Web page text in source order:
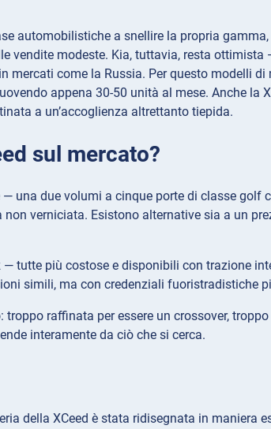
automobilistiche a snellire la propria
vendite modeste. Kia, tuttavia, resta
mercati come la Russia. Per questo modelli
appena 30-50 unità al mese. Anche la
a un’accoglienza altrettanto tiepida.
sul mercato?
una due volumi a cinque porte di classe golf
verniciata. Esistono alternative sia a un
— tutte più costose e disponibili con trazione
simili, ma con credenziali fuoristradistiche
raffinata per essere un crossover,
interamente da ciò che si cerca.
della XCeed è stata ridisegnata in maniera